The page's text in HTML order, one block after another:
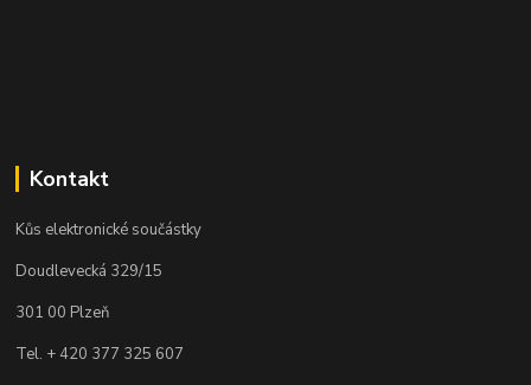
Kontakt
Kůs elektronické součástky
Doudlevecká 329/15
301 00 Plzeň
Tel. + 420 377 325 607